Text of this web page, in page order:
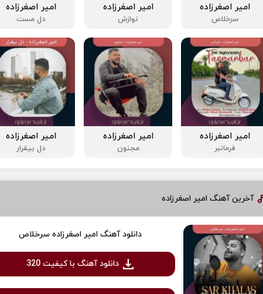
امیر اصغرزاده
سرخلاص
امیر اصغرزاده
نوازش
امیر اصغرزاده
دل مست
امیر اصغرزاده
فرمانبر
امیر اصغرزاده
مجنون
امیر اصغرزاده
دل بیقرار
آخرین آهنگ امیر اصغرزاده
دانلود آهنگ امیر اصغرزاده سرخلاص
دانلود آهنگ با کیفیت 320